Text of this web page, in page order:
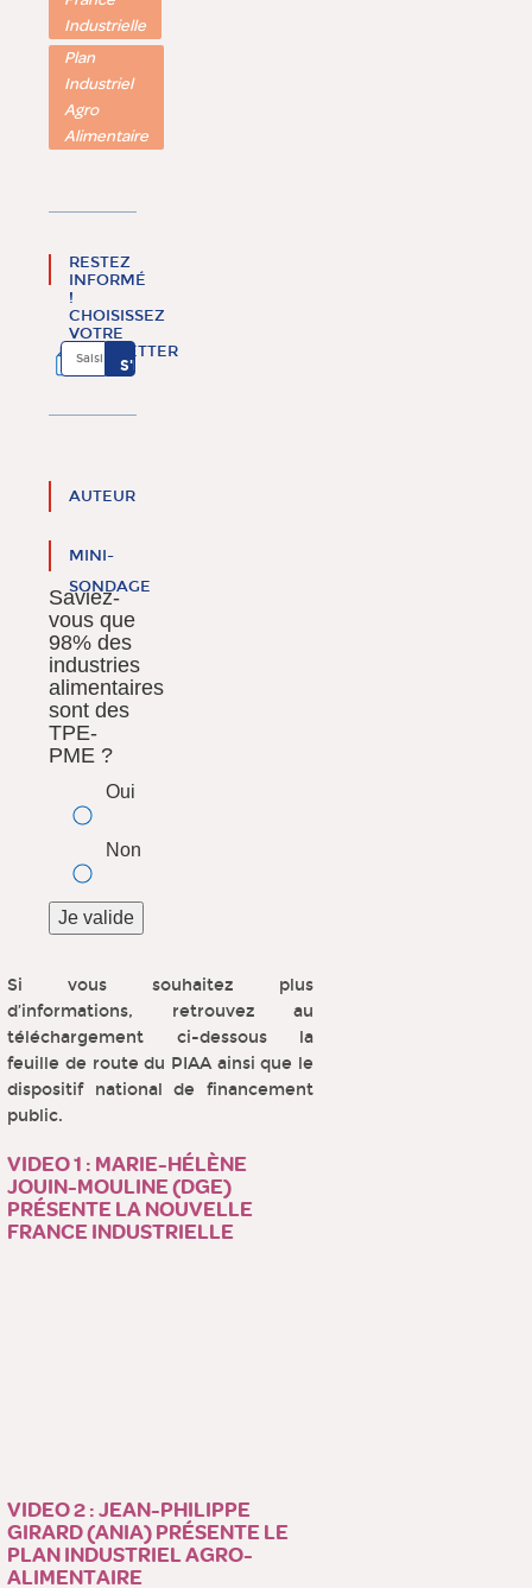
Industrielle
Plan
Industriel
Agro
Alimentaire
RESTEZ
INFORMÉ
!
CHOISISSEZ
VOTRE
NEWSLETTER
AUTEUR
MINI-
SONDAGE
Saviez-
vous que
98% des
industries
alimentaires
sont des
TPE-
PME ?
Oui
Non
Si vous souhaitez plus
d’informations, retrouvez au
téléchargement ci-dessous la
feuille de route du PIAA ainsi que le
dispositif national de financement
public.
VIDEO 1 : MARIE-HÉLÈNE
JOUIN-MOULINE (DGE)
PRÉSENTE LA NOUVELLE
FRANCE INDUSTRIELLE
VIDEO 2 : JEAN-PHILIPPE
GIRARD (ANIA) PRÉSENTE LE
PLAN INDUSTRIEL AGRO-
ALIMENTAIRE